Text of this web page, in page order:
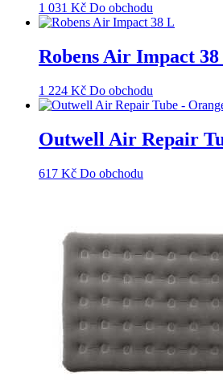
1 031 Kč Do obchodu
Robens Air Impact
1 224 Kč Do obchodu
Outwell Air Repair
617 Kč Do obchodu